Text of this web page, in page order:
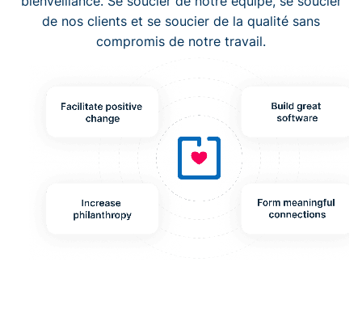
de nos clients et se soucier de la qualité sans
compromis de notre travail.